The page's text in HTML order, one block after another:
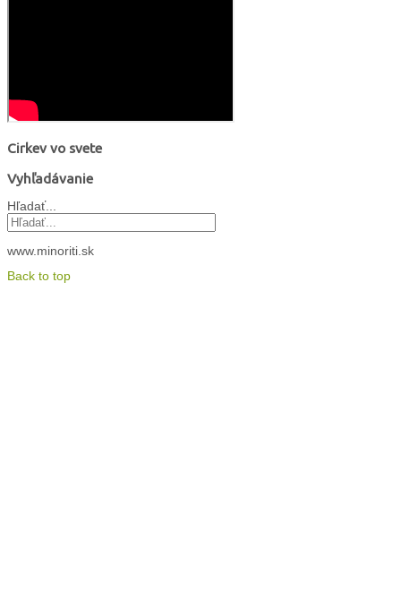
Cirkev vo svete
Vyhľadávanie
Hľadať...
www.minoriti.sk
Back to top